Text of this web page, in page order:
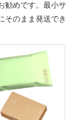
勧めです。最小サ
そのまま発送でき